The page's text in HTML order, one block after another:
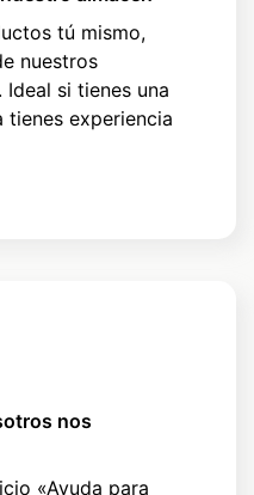
tú mismo,
nuestros
si tienes una
experiencia
nos
«Ayuda para